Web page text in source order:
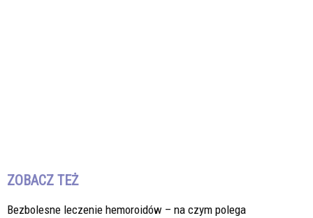
ZOBACZ TEŻ
Bezbolesne leczenie hemoroidów – na czym polega